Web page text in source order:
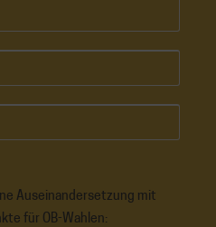
Auseinandersetzung mit
für OB-Wahlen: